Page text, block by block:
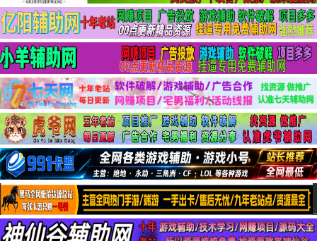
单机游戏
社交娱乐
系统工具
活动线报
常用办公
源码收集
值得一看
两性情感